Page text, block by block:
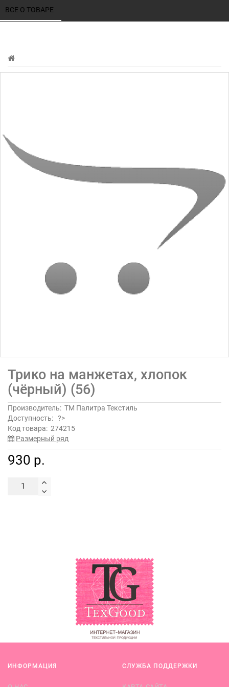
ВСЕ О ТОВАРЕ
Трико на манжетах, хлопок
(чёрный) (56)
Производитель: ТМ Палитра Текстиль
Доступность: ?>
Код товара: 274215
Размерный ряд
930 р.
ИНФОРМАЦИЯ СЛУЖБА ПОДДЕРЖКИ